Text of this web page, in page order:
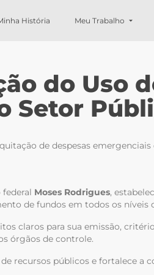
História Meu Trabalho
do Uso
Setor
de despesas
federal Moses Rodrigues,
de fundos em todos os níveis
claros para sua emissão,
órgãos de controle.
recursos públicos e fortalece a